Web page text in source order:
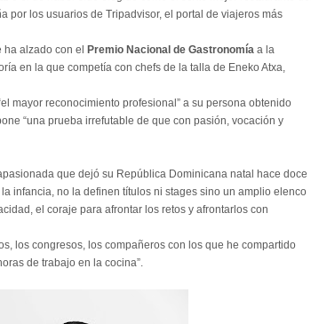
por los usuarios de Tripadvisor, el portal de viajeros más
alzado con el
Premio Nacional de Gastronomía a la
en la que competía con chefs de la talla de Eneko Atxa,
mayor reconocimiento profesional” a su persona obtenido
“una prueba irrefutable de que con pasión, vocación y
que dejó su República Dominicana natal hace doce
infancia, no la definen títulos ni stages sino un amplio elenco
el coraje para afrontar los retos y afrontarlos con
los congresos, los compañeros con los que he compartido
de trabajo en la cocina”.